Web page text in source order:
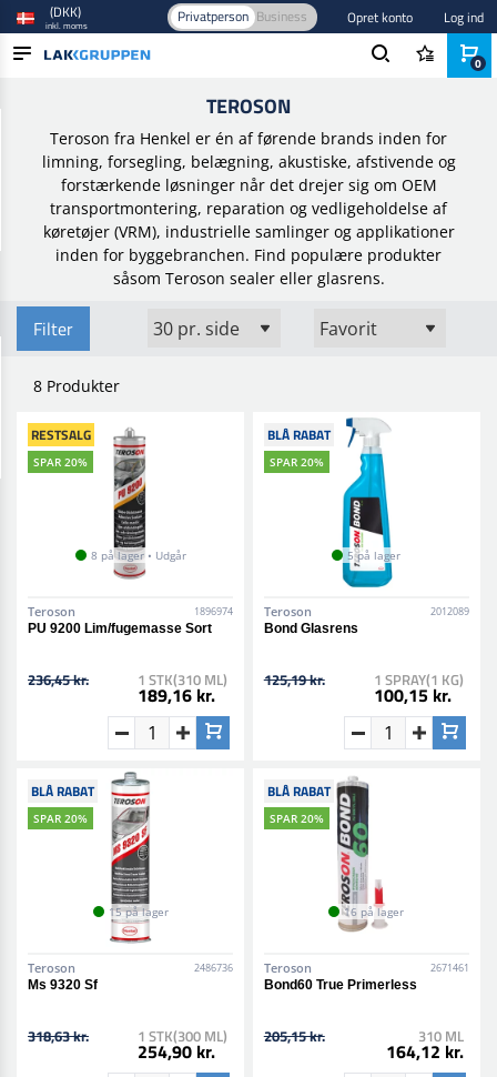
BRANCHER
MÆRKER
BLOG
(DKK)
inkl. moms Privatperson Business Opret konto Log ind
TEROSON
Teroson fra Henkel er én af førende brands inden for
limning, forsegling, belægning, akustiske, afstivende og
forstærkende løsninger når det drejer sig om OEM
transportmontering, reparation og vedligeholdelse af
køretøjer (VRM), industrielle samlinger og applikationer
inden for byggebranchen. Find populære produkter
såsom Teroson sealer eller glasrens.
Filter
8 Produkter
RESTSALG
SPAR 20%
8 på lager • Udgår
Teroson 1896974
PU 9200 Lim/fugemasse Sort
236,45 kr. 1 STK(310 ML)
189,16 kr.
BLÅ RABAT
SPAR 20%
5 på lager
Teroson 2012089
Bond Glasrens
125,19 kr. 1 SPRAY(1 KG)
100,15 kr.
BLÅ RABAT
SPAR 20%
15 på lager
Teroson 2486736
Ms 9320 Sf
318,63 kr. 1 STK(300 ML)
254,90 kr.
BLÅ RABAT
SPAR 20%
16 på lager
Teroson 2671461
Bond60 True Primerless
205,15 kr. 310 ML
164,12 kr.
0